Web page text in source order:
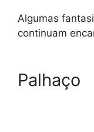
Algumas
continuam
Palhaço